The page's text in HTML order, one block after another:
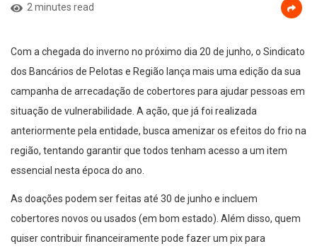
2 minutes read
Com a chegada do inverno no próximo dia 20 de junho, o Sindicato
dos Bancários de Pelotas e Região lança mais uma edição da sua
campanha de arrecadação de cobertores para ajudar pessoas em
situação de vulnerabilidade. A ação, que já foi realizada
anteriormente pela entidade, busca amenizar os efeitos do frio na
região, tentando garantir que todos tenham acesso a um item
essencial nesta época do ano.
As doações podem ser feitas até 30 de junho e incluem
cobertores novos ou usados (em bom estado). Além disso, quem
quiser contribuir financeiramente pode fazer um pix para